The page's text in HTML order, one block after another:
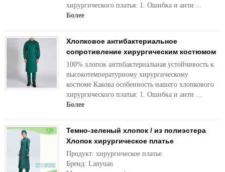
хирургического платья: 1. Ошибка и анти ...
Более
Хлопковое антибактериальное
сопротивление хирургическим костюмом
100% хлопок антибактериальная устойчивость к
высокотемпературному хирургическому
костюме Какова особенность нашего хлопкового
хирургического платья: 1. Ошибка и анти ...
Более
Темно-зеленый хлопок / из полиэстера
Хлопок хирургическое платье
Продукт: хирургическое платье
Бренд: Lanyuan